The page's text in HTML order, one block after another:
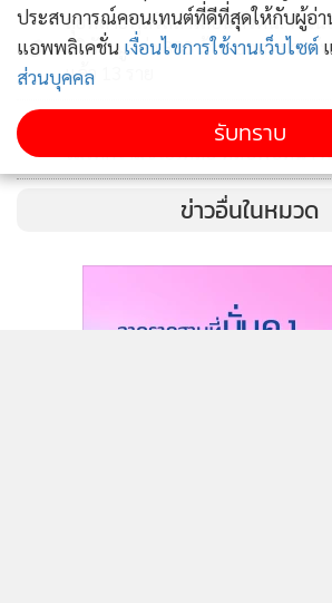
3
ลุยทลายพูลวิลล่าเถื่อนหัวหิน! ฟันน
บริษัท มูลค่า 300 ล้าน ออกหมายจับ
แล้ว 13 ราย
ลือสนั่น ปม ฉลอง เรี่ยวแรง บุกยิง
ไม่ให้ความช่วยเหลือ หลบพบหน้า
ข่าวอื่นในหมวด
ประสบการณ์คอนเทนต์ที่ดีที่สุดให้กับผู้อ่า
แอพพลิเคชั่น เงื่อนไขการใช้งานเว็บไซต์
ส่วนบุคคล
รับทราบ